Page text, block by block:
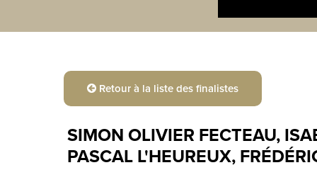
Retour à la liste des finalistes
SIMON OLIVIER FECTEAU,
PASCAL L'HEUREUX,